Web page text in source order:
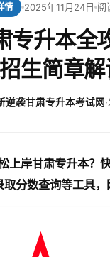
情 2025年11月24日 阅
专升本全
生简章解
逆袭甘肃专升本考试网·
上岸甘肃专升本？
取分数查询等工具，